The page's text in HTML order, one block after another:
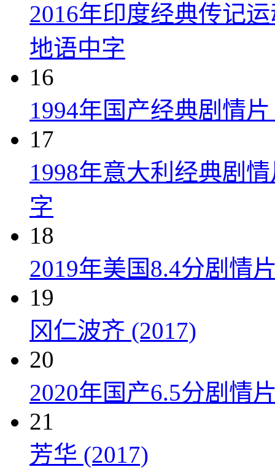
2016年印度经典传记
地语中字
16
1994年国产经典剧情
17
1998年意大利经典剧
字
18
2019年美国8.4分剧情
19
冈仁波齐 (2017)
20
2020年国产6.5分剧情
21
芳华 (2017)